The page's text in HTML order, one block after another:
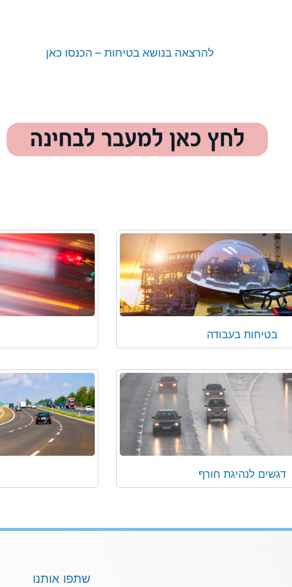
להרצאה בנושא בטיחות – הכנסו כאן
בטיחות בעבודה
דגשים לנהיגת חורף
שתפו אותנו